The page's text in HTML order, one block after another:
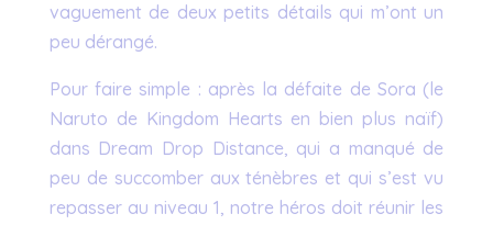
vaguement de deux petits détails qui m’ont un
peu dérangé.
Pour faire simple : après la défaite de Sora (le
Naruto de Kingdom Hearts en bien plus naïf)
dans Dream Drop Distance, qui a manqué de
peu de succomber aux ténèbres et qui s’est vu
repasser au niveau 1, notre héros doit réunir les